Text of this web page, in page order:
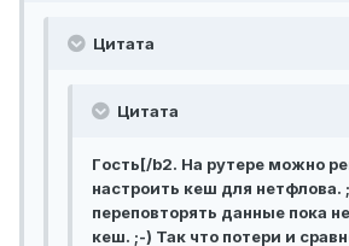
Цитата
Цитата
Гoсть[/b2. На рутере можно
настроить кеш для нетфлова.
переповторять данные пока
кеш. ;-) Так что потери и